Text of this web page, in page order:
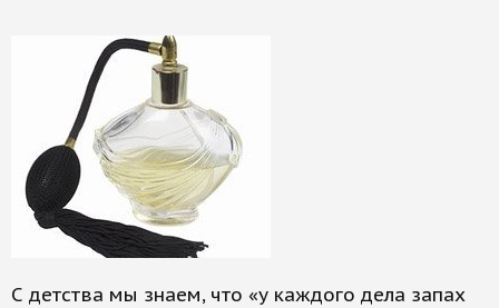
С детства мы знаем, что «у каждого дела запах